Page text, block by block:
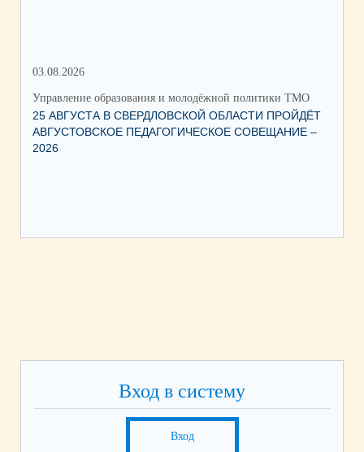
03.08.2026
Управление образования и молодёжной политики ТМО
25 АВГУСТА В СВЕРДЛОВСКОЙ ОБЛАСТИ ПРОЙДЁТ
АВГУСТОВСКОЕ ПЕДАГОГИЧЕСКОЕ СОВЕЩАНИЕ –
2026
Вход в систему
Вход